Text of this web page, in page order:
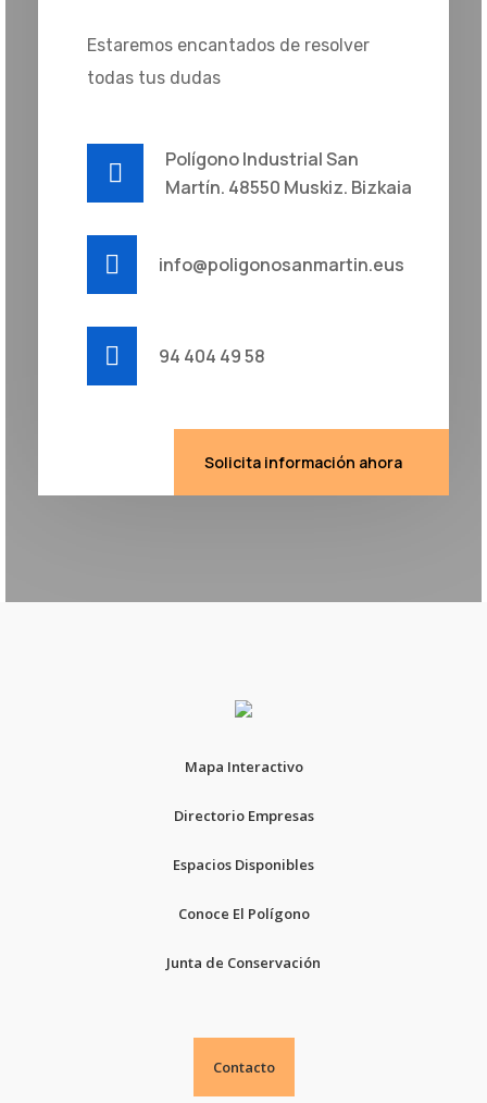
Estaremos encantados de resolver
todas tus dudas
Polígono Industrial San
Martín. 48550 Muskiz. Bizkaia
info@poligonosanmartin.eus
94 404 49 58
Solicita información ahora
Mapa Interactivo
Directorio Empresas
Espacios Disponibles
Conoce El Polígono
Junta de Conservación
Contacto